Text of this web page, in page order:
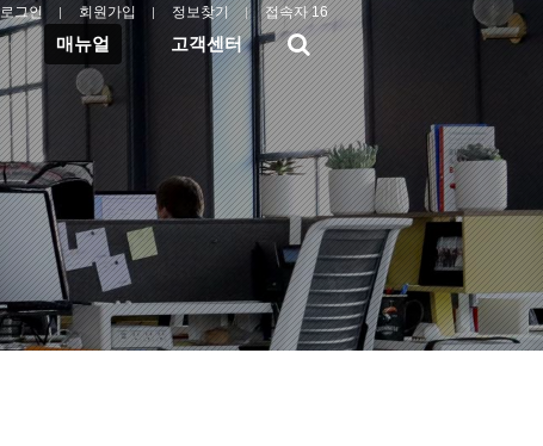
로그인 회원가입 정보찾기 접속자 16
매뉴얼 고객센터
검
색